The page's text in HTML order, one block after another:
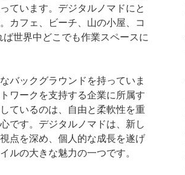
ています。デジタルノマドにと
カフェ、ビーチ、山の小屋、コ
世界中どこでも作業スペースに
バックグラウンドを持っていま
ワークを支持する企業に所属す
ているのは、自由と柔軟性を重
です。デジタルノマドは、新し
点を深め、個人的な成長を遂げ
ルの大きな魅力の一つです。